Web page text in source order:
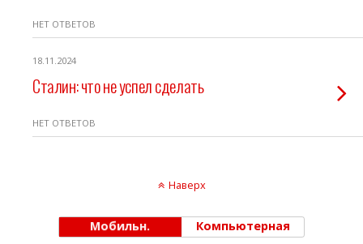
НЕТ ОТВЕТОВ
18.11.2024
Сталин: что не успел сделать
НЕТ ОТВЕТОВ
Наверх
Мобильн. Компьютерная